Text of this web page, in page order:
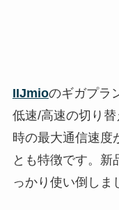
IIJmioのギガプラ
低速/高速の切り
時の最大通信速度
とも特徴です。新
っかり使い倒しま